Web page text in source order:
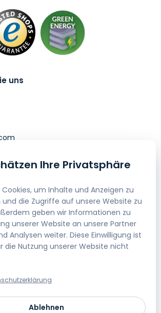
uns
Ihre Privatsphäre
um Inhalte und Anzeigen zu
und die Zugriffe auf unsere Website zu
geben wir Informationen zu
unserer Website an unsere Partner
Analysen weiter. Diese Einwilligung ist
die Nutzung unserer Website nicht
Ablehnen